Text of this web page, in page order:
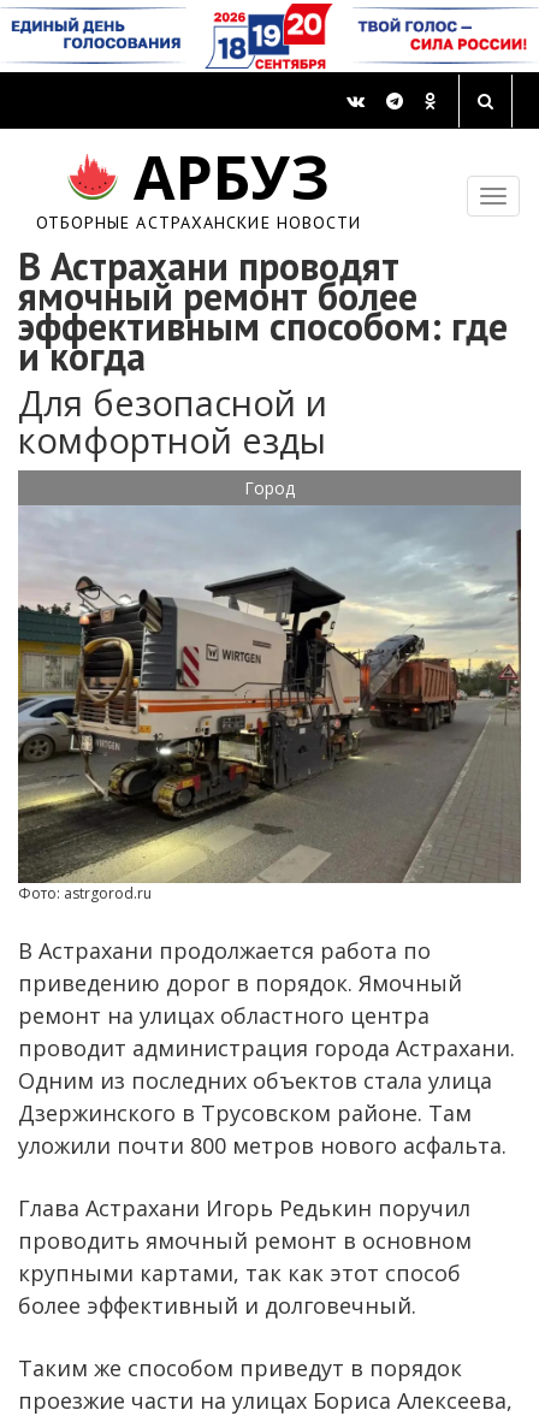
АРБУЗ
ОТБОРНЫЕ АСТРАХАНСКИЕ НОВОСТИ
В Астрахани проводят
ямочный ремонт более
эффективным способом: где
и когда
Для безопасной и
комфортной езды
Город
Фото: astrgorod.ru
В Астрахани продолжается работа по
приведению дорог в порядок. Ямочный
ремонт на улицах областного центра
проводит администрация города Астрахани.
Одним из последних объектов стала улица
Дзержинского в Трусовском районе. Там
уложили почти 800 метров нового асфальта.
Глава Астрахани Игорь Редькин поручил
проводить ямочный ремонт в основном
крупными картами, так как этот способ
более эффективный и долговечный.
Таким же способом приведут в порядок
проезжие части на улицах Бориса Алексеева,